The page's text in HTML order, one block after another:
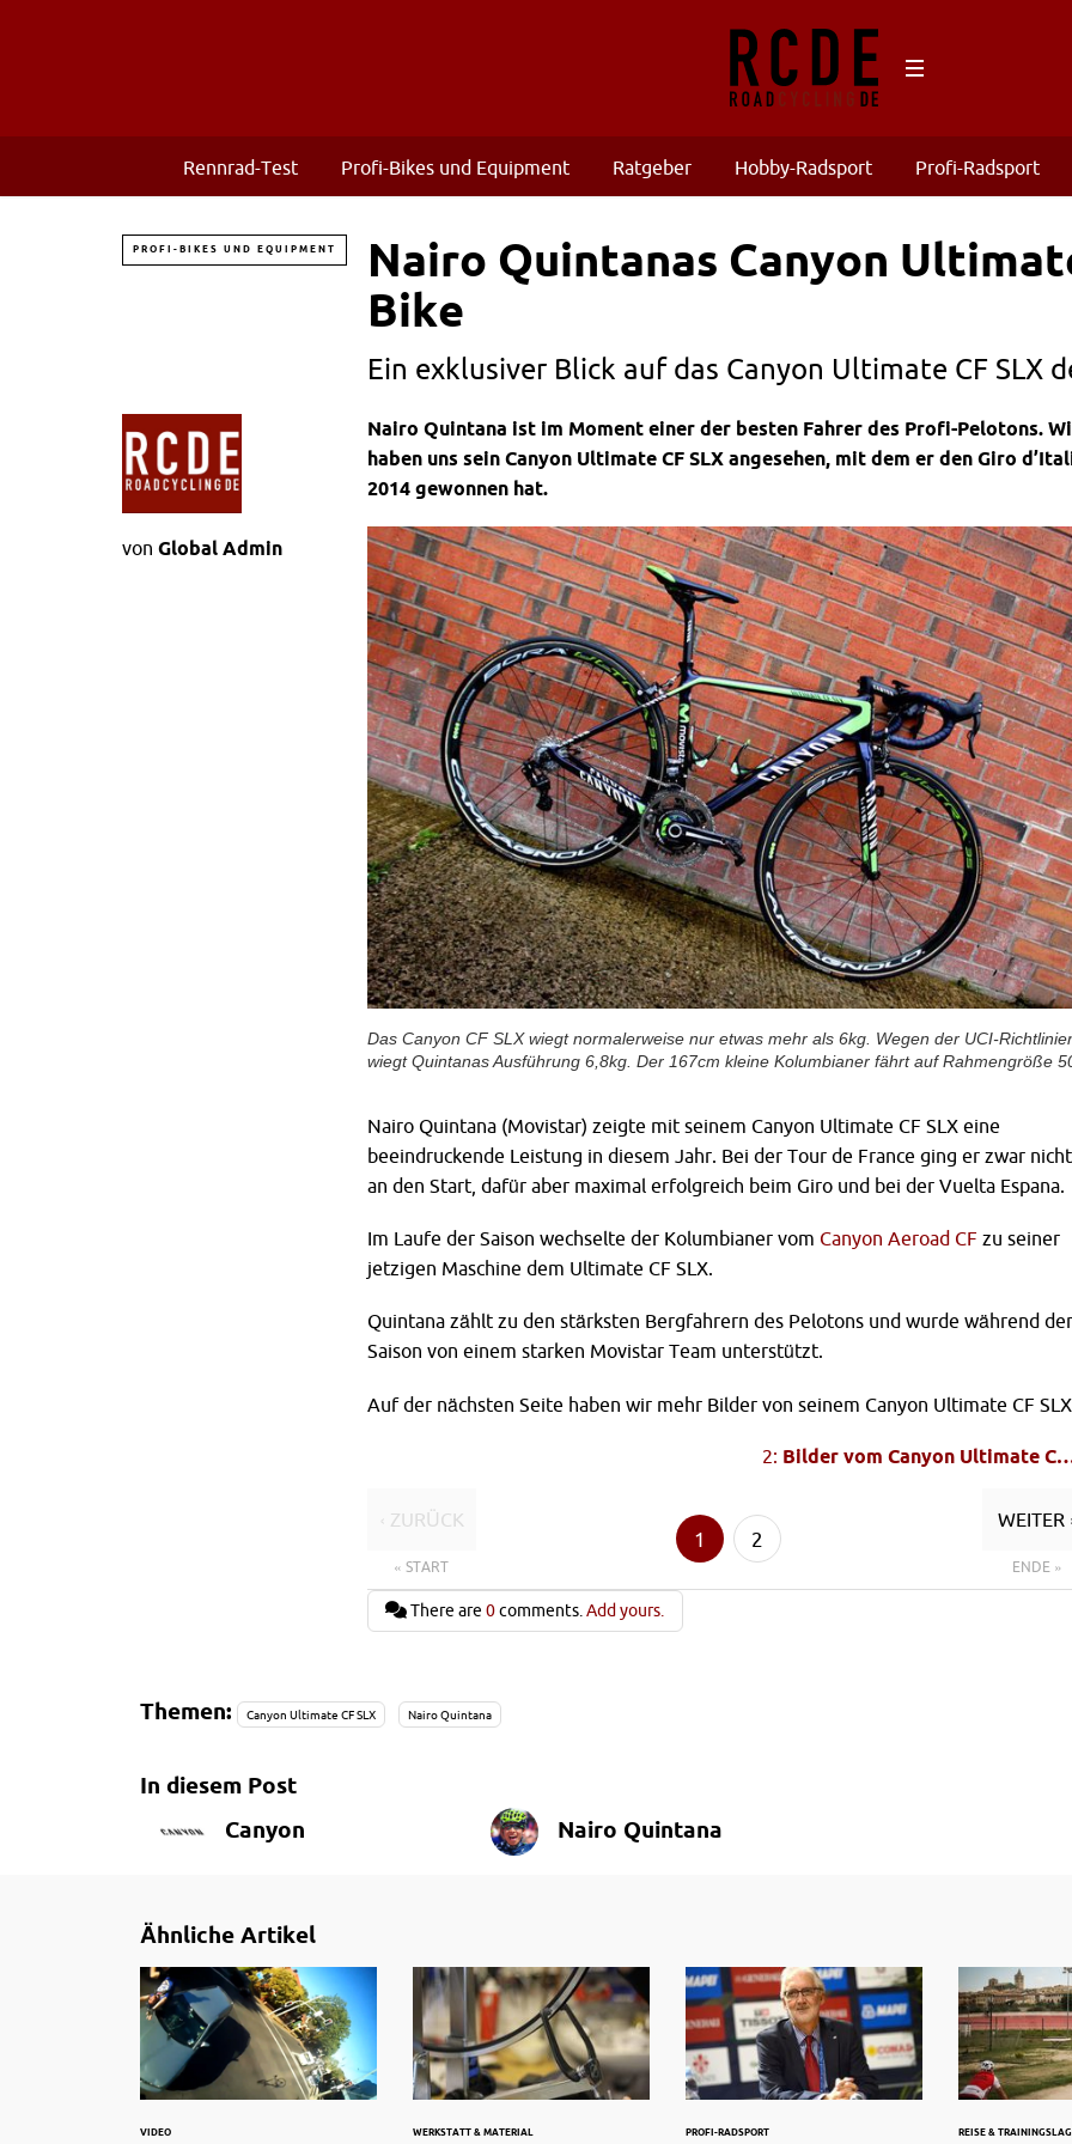
Rennrad-Test Profi-Bikes und Equipment Ratgeber Hobby-Radsport Profi-Radsport
PROFI-BIKES UND EQUIPMENT
Nairo Quintanas Canyon
Bike
Ein exklusiver Blick auf das Canyon Ultimate CF SLX
von Global Admin
Nairo Quintana ist im Moment einer der besten Fahrer des Profi-Pelotons.
haben uns sein Canyon Ultimate CF SLX angesehen, mit dem er den Giro
2014 gewonnen hat.
Das Canyon CF SLX wiegt normalerweise nur etwas mehr als 6kg. Wegen der UCI-
wiegt Quintanas Ausführung 6,8kg. Der 167cm kleine Kolumbianer fährt auf Rahmengröße
Nairo Quintana (Movistar) zeigte mit seinem Canyon Ultimate CF SLX eine
beeindruckende Leistung in diesem Jahr. Bei der Tour de France ging er zwar nicht
an den Start, dafür aber maximal erfolgreich beim Giro und bei der Vuelta Espana.
Im Laufe der Saison wechselte der Kolumbianer vom Canyon Aeroad CF zu seiner
jetzigen Maschine dem Ultimate CF SLX.
Quintana zählt zu den stärksten Bergfahrern des Pelotons und wurde während der
Saison von einem starken Movistar Team unterstützt.
Auf der nächsten Seite haben wir mehr Bilder von seinem Canyon Ultimate CF
2: Bilder vom Canyon Ultimate
‹ ZURÜCK
« START
1 2
WEITER
ENDE »
There are0comments.Add yours.
Themen: Canyon Ultimate CF SLX Nairo Quintana
In diesem Post
Canyon
Nairo Quintana
Ähnliche Artikel
VIDEO WERKSTATT & MATERIAL PROFI-RADSPORT REISE &